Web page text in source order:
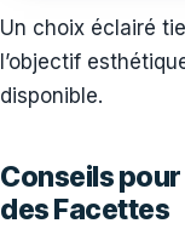
Un choix éclairé
l’objectif
disponible.
Conseils
des Facettes